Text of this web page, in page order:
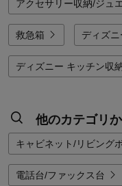
アクセサリー収納/ジュ
救急箱 ディズ
ディズニー キッチン収
他のカテゴリ
キャビネット/リビング
電話台/ファックス台